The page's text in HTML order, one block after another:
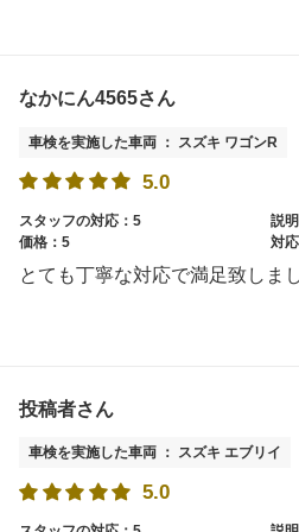
なかにん4565さん
車検を実施した車両 ： スズキ ワゴンR
5.0
スタッフの対応：5
説
価格：5
対
とても丁寧な対応で満足致しま
投稿者さん
車検を実施した車両 ： スズキ エブリイ
5.0